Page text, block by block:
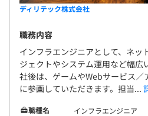
ディリテック株式会社
職務内容
インフラエンジニアとして、ネッ
ジェクトやシステム運用など幅広
社後は、ゲームやWebサービス
に参画していただきます。担当...
職種名
インフラエンジニア